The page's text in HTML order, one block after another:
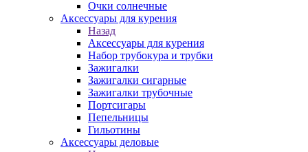
Очки солнечные
Аксессуары для курения
Назад
Аксессуары для курения
Набор трубокура и трубки
Зажигалки
Зажигалки сигарные
Зажигалки трубочные
Портсигары
Пепельницы
Гильотины
Аксессуары деловые